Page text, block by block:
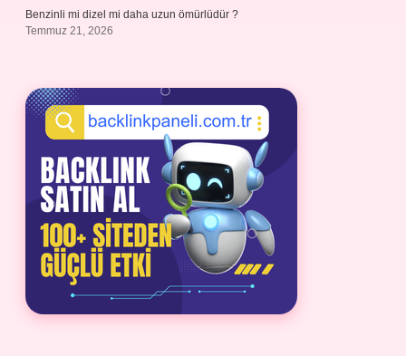
Benzinli mi dizel mi daha uzun ömürlüdür ?
Temmuz 21, 2026